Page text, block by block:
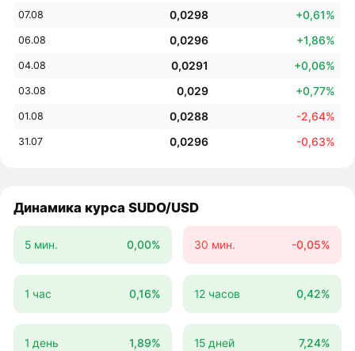
07.08 0,0298 +0,61%
06.08 0,0296 +1,86%
04.08 0,0291 +0,06%
03.08 0,029 +0,77%
01.08 0,0288 -2,64%
31.07 0,0296 -0,63%
Динамика курса SUDO/USD
5 мин. 0,00% 30 мин. -0,05%
1 час 0,16% 12 часов 0,42%
1 день 1,89% 15 дней 7,24%